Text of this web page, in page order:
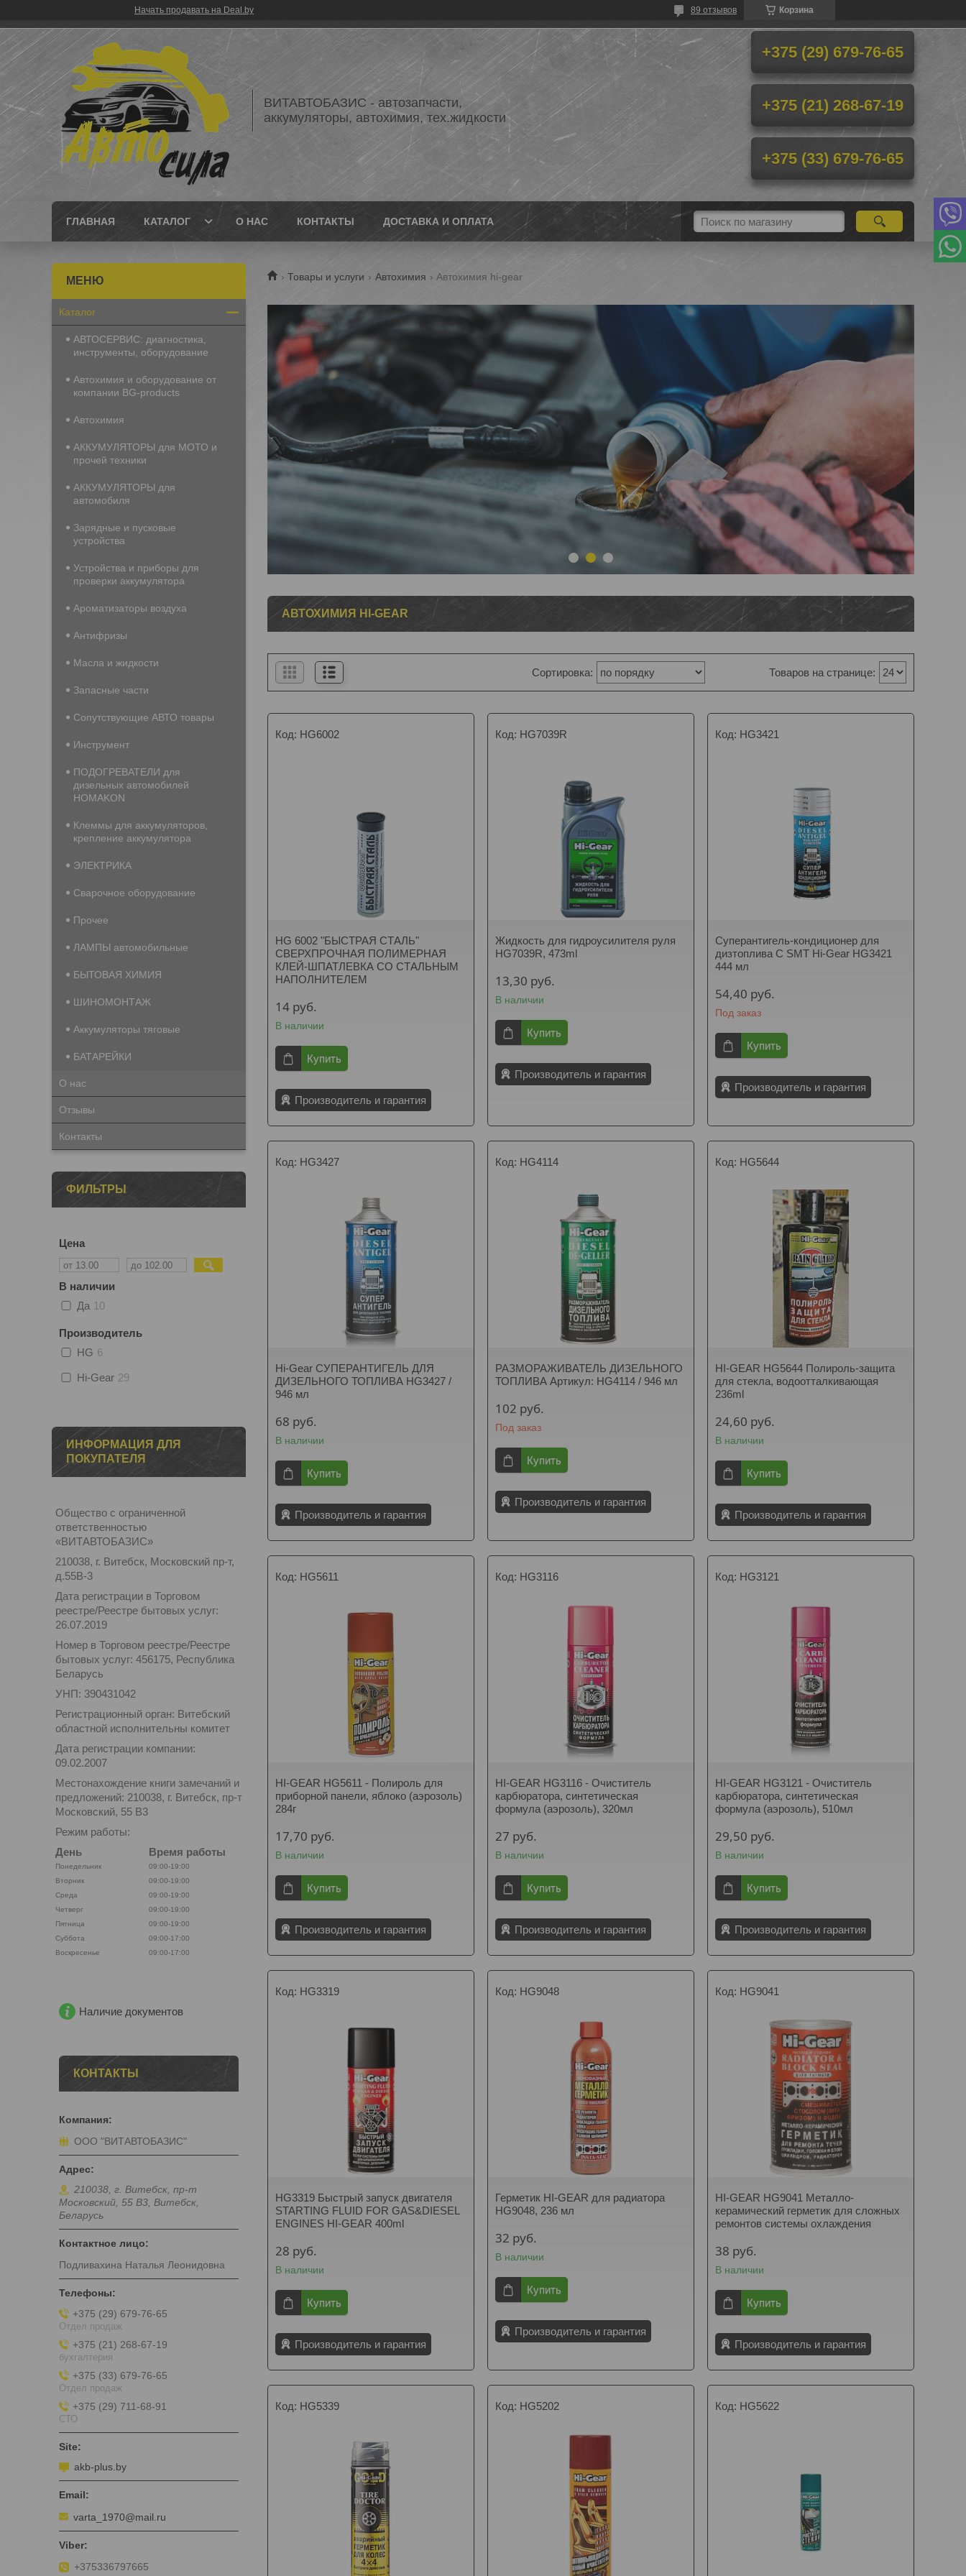
Начать продавать на Deal.by Корзина
89 отзывов
ВИТАВТОБАЗИС - автозапчасти,
аккумуляторы, автохимия, тех.жидкости
+375 (29) 679-76-65
+375 (21) 268-67-19
+375 (33) 679-76-65
ГЛАВНАЯ КАТАЛОГ О НАС КОНТАКТЫ ДОСТАВКА И ОПЛАТА
Товары и услуги Автохимия Автохимия hi-gear
АВТОХИМИЯ HI-GEAR
HG6002
HG 6002 "БЫСТРАЯ СТАЛЬ"
СВЕРХПРОЧНАЯ ПОЛИМЕРНАЯ
КЛЕЙ-ШПАТЛЕВКА СО СТАЛЬНЫМ
НАПОЛНИТЕЛЕМ
14 руб.
В наличии
Купить
Производитель и гарантия
HG7039R
Жидкость для гидроусилителя руля
HG7039R, 473ml
13,30 руб.
В наличии
Купить
Производитель и гарантия
HG3421
Суперантигель-кондиционер для
дизтоплива С SMT Hi-Gear HG3421
444 мл
54,40 руб.
Под заказ
Купить
Производитель и гарантия
HG3427
Hi-Gear СУПЕРАНТИГЕЛЬ ДЛЯ
ДИЗЕЛЬНОГО ТОПЛИВА HG3427 /
946 мл
68 руб.
В наличии
Купить
Производитель и гарантия
HG4114
РАЗМОРАЖИВАТЕЛЬ ДИЗЕЛЬНОГО
ТОПЛИВА Артикул: HG4114 / 946 мл
102 руб.
Под заказ
Купить
Производитель и гарантия
HG5644
HI-GEAR HG5644 Полироль-защита
для стекла, водоотталкивающая
236ml
24,60 руб.
В наличии
Купить
Производитель и гарантия
HG5611
HI-GEAR HG5611 - Полироль для
приборной панели, яблоко (аэрозоль)
284г
17,70 руб.
В наличии
Купить
Производитель и гарантия
HG3116
HI-GEAR HG3116 - Очиститель
карбюратора, синтетическая
формула (аэрозоль), 320мл
27 руб.
В наличии
Купить
Производитель и гарантия
HG3121
HI-GEAR HG3121 - Очиститель
карбюратора, синтетическая
формула (аэрозоль), 510мл
29,50 руб.
В наличии
Купить
Производитель и гарантия
HG3319
HG3319 Быстрый запуск двигателя
STARTING FLUID FOR GAS&DIESEL
ENGINES HI-GEAR 400ml
28 руб.
В наличии
Купить
Производитель и гарантия
HG9048
Герметик HI-GEAR для радиатора
HG9048, 236 мл
32 руб.
В наличии
Купить
Производитель и гарантия
HG9041
HI-GEAR HG9041 Металло-
керамический герметик для сложных
ремонтов системы охлаждения
38 руб.
В наличии
Купить
Производитель и гарантия
HG5339 HG5202 HG5622
Каталог
АВТОСЕРВИС: диагностика,
инструменты, оборудование
Автохимия и оборудование от
компании BG-products
Автохимия
АККУМУЛЯТОРЫ для МОТО и
прочей техники
АККУМУЛЯТОРЫ для
автомобиля
Зарядные и пусковые
устройства
Устройства и приборы для
проверки аккумулятора
Ароматизаторы воздуха
Антифризы
Масла и жидкости
Запасные части
Сопутствующие АВТО товары
Инструмент
ПОДОГРЕВАТЕЛИ для
дизельных автомобилей
HOMAKON
Клеммы для аккумуляторов,
крепление аккумулятора
ЭЛЕКТРИКА
Сварочное оборудование
Прочее
ЛАМПЫ автомобильные
БЫТОВАЯ ХИМИЯ
ШИНОМОНТАЖ
Аккумуляторы тяговые
БАТАРЕЙКИ
О нас
Отзывы
Контакты
ФИЛЬТРЫ
Цена
В наличии
Да 10
Производитель
HG 6
Hi-Gear 29
ИНФОРМАЦИЯ ДЛЯ
ПОКУПАТЕЛЯ
Общество с ограниченной
ответственностью
«ВИТАВТОБАЗИС»
210038, г. Витебск, Московский пр-т,
д.55В-3
Дата регистрации в Торговом
реестре/Реестре бытовых услуг:
26.07.2019
Номер в Торговом реестре/Реестре
бытовых услуг: 456175, Республика
Беларусь
УНП: 390431042
Регистрационный орган: Витебский
областной исполнительны комитет
Дата регистрации компании:
09.02.2007
Местонахождение книги замечаний и
предложений: 210038, г. Витебск, пр-т
Московский, 55 B3
Режим работы:
День
Время работы
Понедельник
09:00-19:00
Вторник
09:00-19:00
Среда
09:00-19:00
Четверг
09:00-19:00
Пятница
09:00-19:00
Суббота
09:00-17:00
Воскресенье
09:00-17:00
Наличие документов
КОНТАКТЫ
ООО "ВИТАВТОБАЗИС"
210038, г. Витебск, пр-т
Московский, 55 B3, Витебск,
Беларусь
Подливахина Наталья Леонидовна
+375 (29) 679-76-65
Отдел продаж
+375 (21) 268-67-19
бухгалтерия
+375 (33) 679-76-65
Отдел продаж
+375 (29) 711-68-91
СТО
akb-plus.by
varta_1970@mail.ru
+375336797665